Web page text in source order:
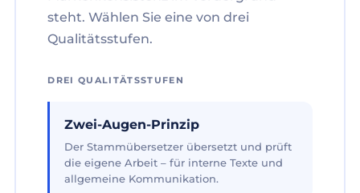
steht. Wählen Sie eine von drei
Qualitätsstufen.
DREI QUALITÄTSSTUFEN
Zwei-Augen-Prinzip
Der Stammübersetzer übersetzt und prüft
die eigene Arbeit – für interne Texte und
allgemeine Kommunikation.